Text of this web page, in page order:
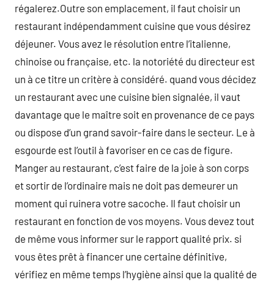
régalerez.Outre son emplacement, il faut choisir un
restaurant indépendamment cuisine que vous désirez
déjeuner. Vous avez le résolution entre l’italienne,
chinoise ou française, etc. la notoriété du directeur est
un à ce titre un critère à considéré. quand vous décidez
un restaurant avec une cuisine bien signalée, il vaut
davantage que le maître soit en provenance de ce pays
ou dispose d’un grand savoir-faire dans le secteur. Le à
esgourde est l’outil à favoriser en ce cas de figure.
Manger au restaurant, c’est faire de la joie à son corps
et sortir de l’ordinaire mais ne doit pas demeurer un
moment qui ruinera votre sacoche. Il faut choisir un
restaurant en fonction de vos moyens. Vous devez tout
de même vous informer sur le rapport qualité prix. si
vous êtes prêt à financer une certaine définitive,
vérifiez en même temps l’hygiène ainsi que la qualité de